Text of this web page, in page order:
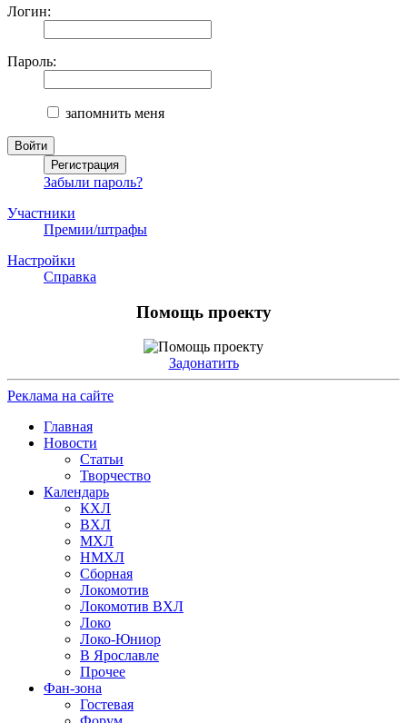
Логин:
Пароль:
запомнить меня
Забыли пароль?
Участники
Премии/штрафы
Настройки
Справка
Помощь проекту
Задонатить
Реклама на сайте
Главная
Новости
Статьи
Творчество
Календарь
КХЛ
ВХЛ
МХЛ
НМХЛ
Сборная
Локомотив
Локомотив ВХЛ
Локо
Локо-Юниор
В Ярославле
Прочее
Фан-зона
Гостевая